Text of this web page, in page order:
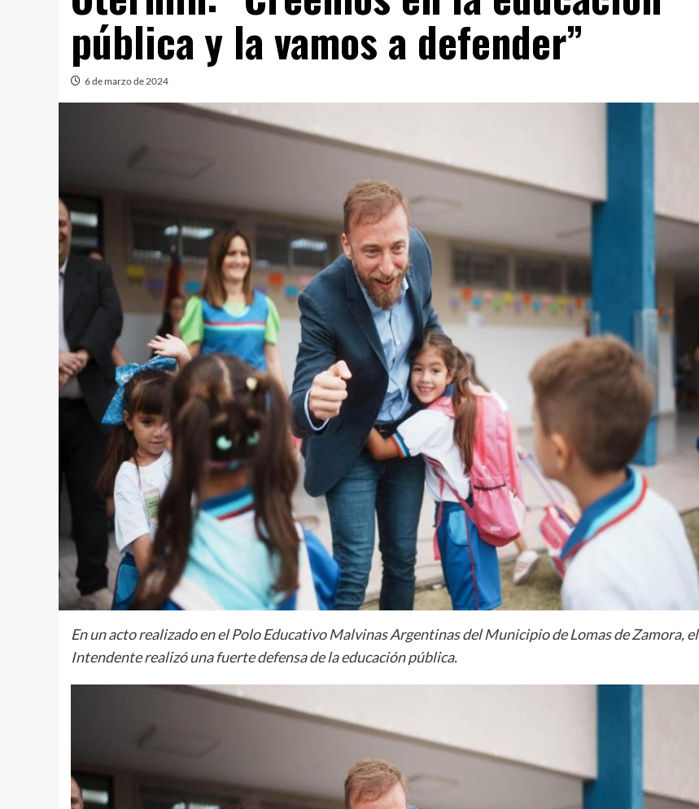
pública y la vamos a defender”
6 de marzo de 2024
En un acto realizado en el Polo Educativo Malvinas Argentinas del Municipio de Lomas de Zamora, el
Intendente realizó una fuerte defensa de la educación pública.